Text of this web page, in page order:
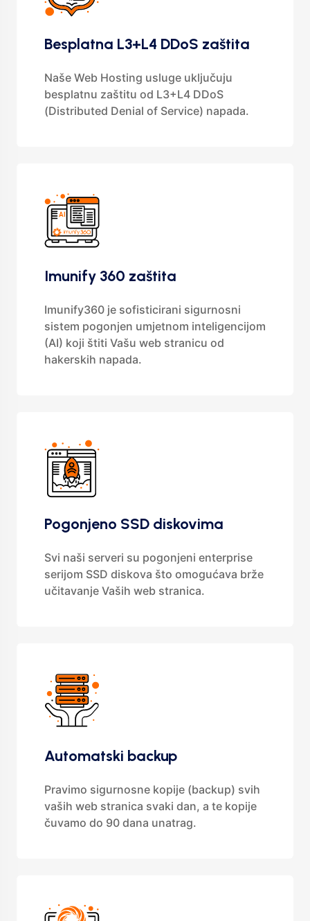
Besplatna L3+L4 DDoS zaštita
Naše Web Hosting usluge uključuju
besplatnu zaštitu od L3+L4 DDoS
(Distributed Denial of Service) napada.
Imunify 360 zaštita
Imunify360 je sofisticirani sigurnosni
sistem pogonjen umjetnom inteligencijom
(AI) koji štiti Vašu web stranicu od
hakerskih napada.
Pogonjeno SSD diskovima
Svi naši serveri su pogonjeni enterprise
serijom SSD diskova što omogućava brže
učitavanje Vaših web stranica.
Automatski backup
Pravimo sigurnosne kopije (backup) svih
vaših web stranica svaki dan, a te kopije
čuvamo do 90 dana unatrag.